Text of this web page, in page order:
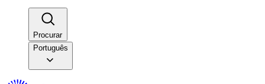
Procurar​​
Português